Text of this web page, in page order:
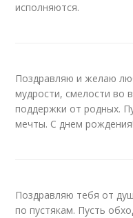
исполняются.
Поздравляю и желаю
мудрости, смелости во
поддержки от родных.
мечты. С днем рождения!
Поздравляю тебя от
по пустякам. Пусть